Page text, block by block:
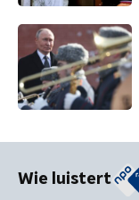
Wie luistert